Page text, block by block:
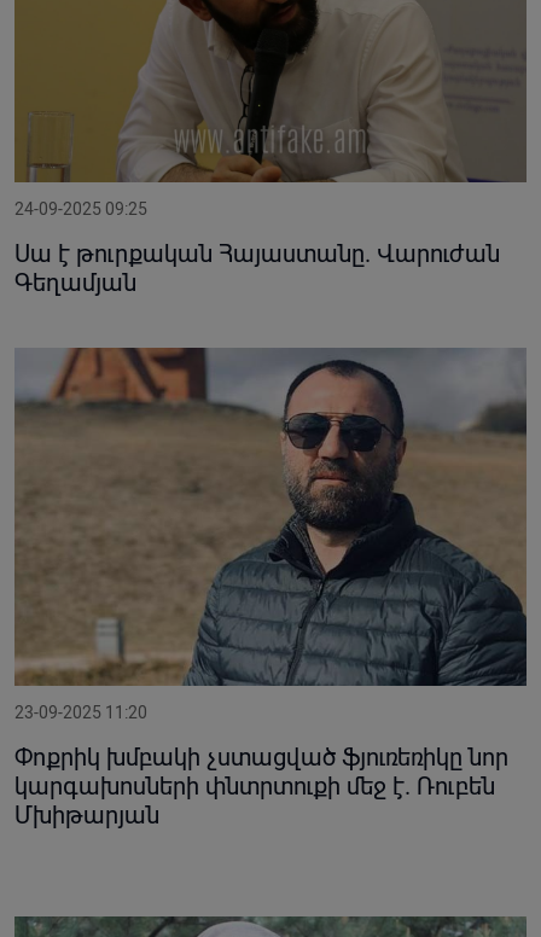
24-09-2025 09:25
Սա է թուրքական Հայաստանը. Վարուժան
Գեղամյան
23-09-2025 11:20
Փոքրիկ խմբակի չստացված ֆյուռեռիկը նոր
կարգախոսների փնտրտուքի մեջ է. Ռուբեն
Մխիթարյան